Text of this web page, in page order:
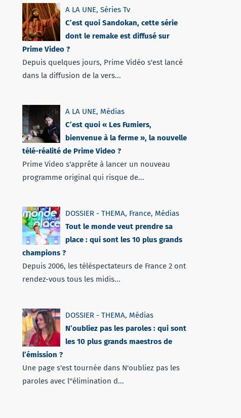
A LA UNE, Séries Tv
C’est quoi Sandokan, cette série
dont le remake est diffusé sur
Prime Video ?
Depuis quelques jours, Prime Vidéo s'est lancé
dans la diffusion de la vers...
A LA UNE, Médias
C’est quoi « Les Fumiers,
bienvenue à la ferme », la nouvelle
télé-réalité de Prime Video ?
Prime Video s'apprête à lancer un nouveau
programme original qui risque de...
DOSSIER - THEMA, France, Médias
Tout le monde veut prendre sa
place : qui sont les 10 plus grands
champions ?
Depuis 2006, les téléspectateurs de France 2 ont
rendez-vous tous les midis...
DOSSIER - THEMA, Médias
N’oubliez pas les paroles : qui sont
les 10 plus grands maestros de
l’émission ?
Une page s'est tournée dans N'oubliez pas les
paroles avec l''élimination d...